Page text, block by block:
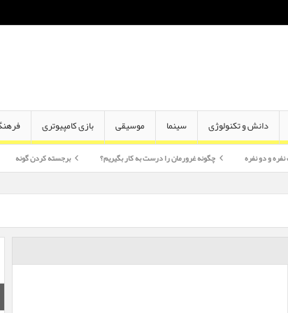
دانش و تکنولوژی سینما موسیقی بازی کامپیوتری
چگونه غرورمان را درست به کار بگیریم؟ برجسته کردن گونه اختلاف